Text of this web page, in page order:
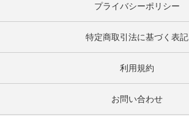
プライバシーポリシー
特定商取引法に基づく表記
利用規約
お問い合わせ